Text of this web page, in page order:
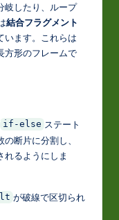
岐したり、ループ
結合フラグメント
います。これらは
方形のフレームで
if-else ステート
断片に分割し、
れるようにしま
が破線で区切られ